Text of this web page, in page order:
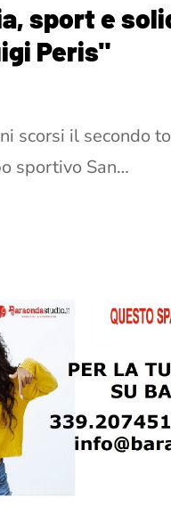
sport e
Peris"
scorsi il secondo
sportivo San…